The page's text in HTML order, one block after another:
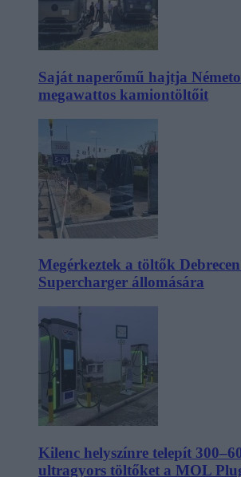
Saját naperőmű hajtja
megawattos kamiontöltőit
Megérkeztek a töltők
Supercharger állomására
Kilenc helyszínre telepít
ultragyors töltőket a MOL